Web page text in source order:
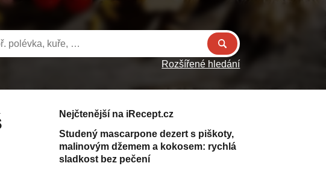
Rozšířené hledání
Nejčtenější na iRecept.cz
Studený mascarpone dezert s piškoty,
malinovým džemem a kokosem: rychlá
sladkost bez pečení